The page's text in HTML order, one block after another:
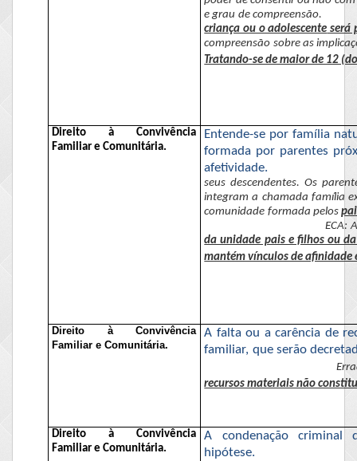
e grau de compreensão.
criança ou o adolescente será
compreensão sobre as
Tratando-se de maior de 12
Direito à Convivência
Familiar e Comunitária.
Entende-se por família
formada por parentes
afetividade.
seus descendentes. Os
integram a chamada família
comunidade formada pelos
ECA:
da unidade pais e filhos ou
mantém vínculos de afinidade
Direito à Convivência
Familiar e Comunitária.
A falta ou a carência de
familiar, que serão
recursos materiais não
Direito à Convivência
Familiar e Comunitária.
A condenação
hipótese.